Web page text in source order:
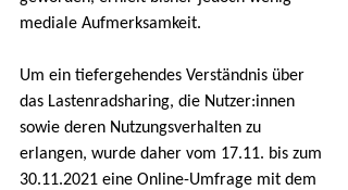
mediale Aufmerksamkeit.
Um ein tiefergehendes Verständnis über
das Lastenradsharing, die Nutzer:innen
sowie deren Nutzungsverhalten zu
erlangen, wurde daher vom 17.11. bis zum
30.11.2021 eine Online-Umfrage mit dem